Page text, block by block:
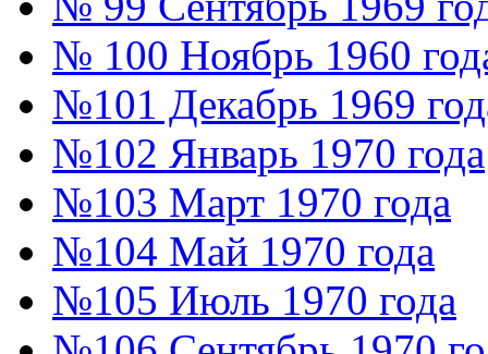
№ 100 Ноябрь 1960
№101 Декабрь 1969
№102 Январь 1970 года
№103 Март 1970 года
№104 Май 1970 года
№105 Июль 1970 года